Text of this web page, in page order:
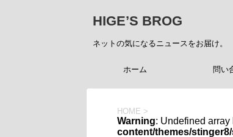
HIGE’S BROG
ネットの気になるニュースをお届け。
ホーム 問い
HOME >
Warning: Undefined array
content/themes/